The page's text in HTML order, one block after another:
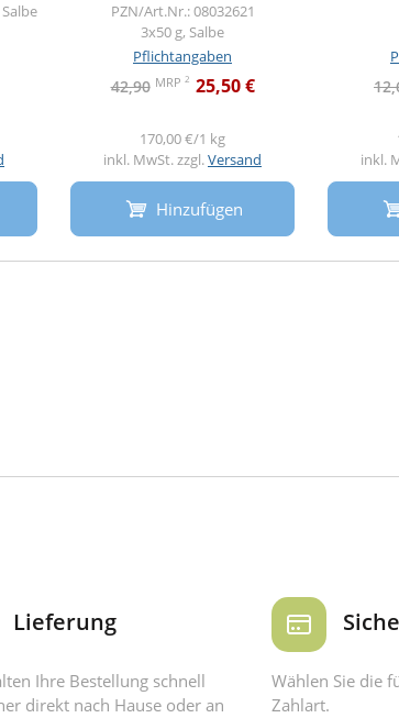
PZN/Art.Nr.: 08032621
3x50 g, Salbe
Pflichtangaben
42,90 MRP 2 25,50 €
170,00 €/1 kg
inkl. MwSt. zzgl.Versand
Hinzufügen
inkl.
Lieferung
Ihre Bestellung schnell
direkt nach Hause oder an
Wählen Sie die
Zahlart.